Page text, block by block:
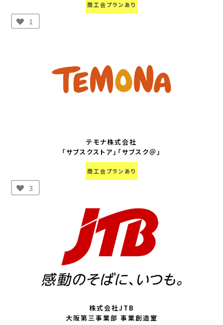
商工会プランあり
1
テモナ株式会社
「サブスクストア」「サブスク＠」
商工会プランあり
3
株式会社JTB
大阪第三事業部 事業創造室